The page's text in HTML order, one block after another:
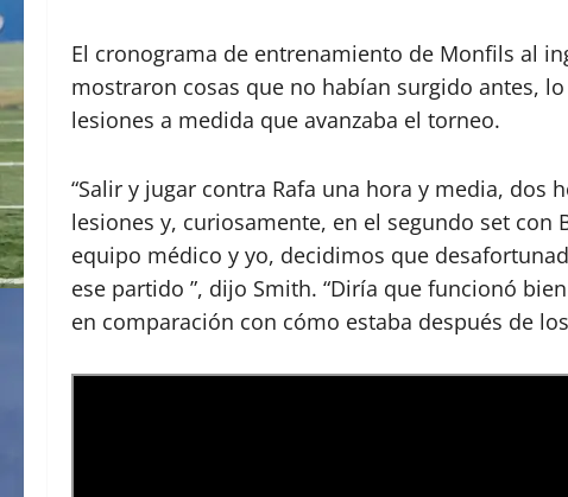
El cronograma de entrenamiento de Monfils al
mostraron cosas que no habían surgido antes,
lesiones a medida que avanzaba el torneo.
“Salir y jugar contra Rafa una hora y media,
lesiones y, curiosamente, en el segundo set
equipo médico y yo, decidimos que
ese partido ”, dijo Smith. “Diría que funcionó
en comparación con cómo estaba después de